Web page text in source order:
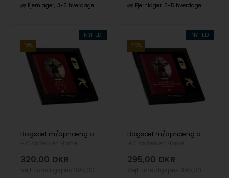
Fjernlager 3-5 hverdage Fjernlager 3-5 hverdage
NYHED
19%
Bogsæt m/ophæng og bogmærke - forgyldt, KIN, fra H.C. Andersen Home
320,00 DKR
NYHED
25%
Bogsæt m/ophæng og bogmærke - forgyldt, ENGELSK, fra H.C. Andersen Home
295,00 DKR